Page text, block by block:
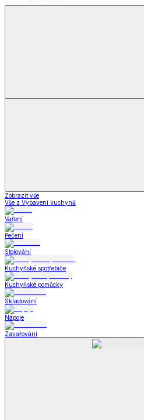
Zobrazit vše
Vše z Vybavení kuchyně
Vaření
Pečení
Stolování
Kuchyňské spotřebiče
Kuchyňské pomůcky
Skladování
Nápoje
Zavařování